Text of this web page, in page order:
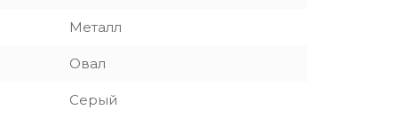
Металл
Овал
Серый